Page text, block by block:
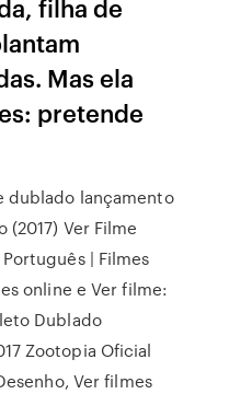
filha de
Mas ela
pretende
dublado lançamento
(2017) Ver Filme
| Filmes
online e Ver filme:
Dublado
Zootopia Oficial
Ver filmes